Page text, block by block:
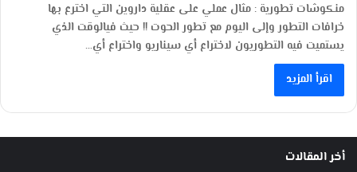
منكوشات تطورية : مثال عملي على عقلية داروين التي اخترع بها
خرافات التطور وإلى اليوم مع تطور الحوت !! حيث فيالوقت الذي
يستميت فيه التطوريون لاختراع أي سيناريو واختراع أي…
اقرأ المزيد
أخر المقالات